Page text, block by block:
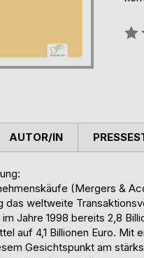
(Mergers &
das weltweite
Jahre 1998 bereits 2,8
auf 4,1 Billionen Euro.
Gesichtspunkt am
AUTOR/IN